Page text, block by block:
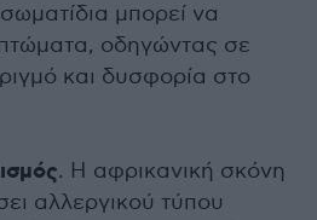
μπορεί να
οδηγώντας σε
και δυσφορία στο
. Η αφρικανική σκόνη
αλλεργικού τύπου